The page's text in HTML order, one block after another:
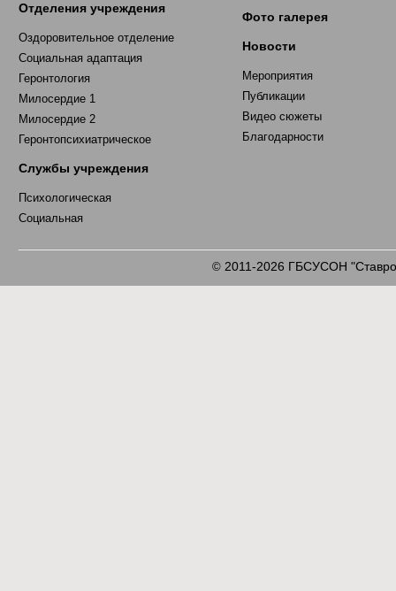
Отделения учреждения
Оздоровительное отделение
Социальная адаптация
Геронтология
Милосердие 1
Милосердие 2
Геронтопсихиатрическое
Службы учреждения
Психологическая
Социальная
Фото галерея
Новости
Мероприятия
Публикации
Видео сюжеты
Благодарности
©2011-2026 ГБСУСОН